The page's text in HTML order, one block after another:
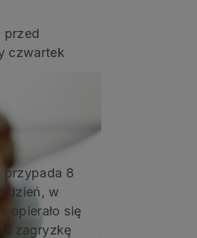
przed
czwartek
przypada 8
dzień, w
opierało się
zagryzkę